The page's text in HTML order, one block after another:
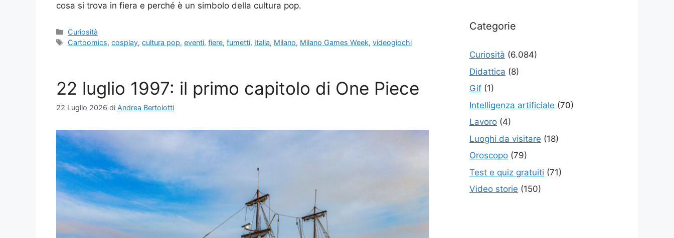
cosa si trova in fiera e perché è un simbolo della cultura pop.
Categorie
Curiosità
Tag
Cartoomics,cosplay,cultura pop,eventi,fiere,fumetti, Italia, Milano, Milano Games Week,videogiochi
22 luglio 1997: il primo capitolo di One Piece
22 Luglio 2026 di Andrea Bertolotti
Categorie
Curiosità (6.084)
Didattica (8)
Gif (1)
Intelligenza artificiale (70)
Lavoro (4)
Luoghi da visitare (18)
Oroscopo (79)
Test e quiz gratuiti (71)
Video storie (150)